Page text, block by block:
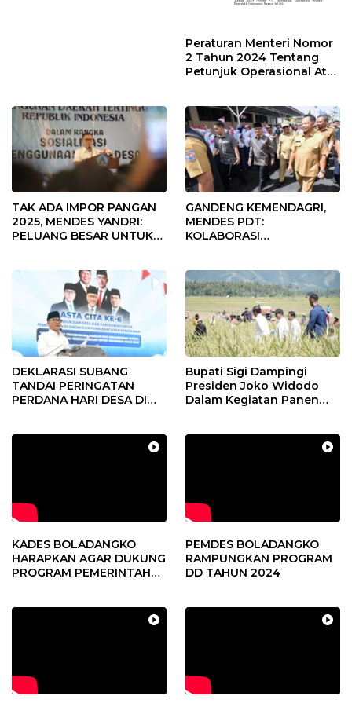
Peraturan Menteri Nomor
2 Tahun 2024 Tentang
Petunjuk Operasional Atas
TAK ADA IMPOR PANGAN
2025, MENDES YANDRI:
PELUANG BESAR UNTUK
GANDENG KEMENDAGRI,
MENDES PDT:
KOLABORASI
DEKLARASI SUBANG
TANDAI PERINGATAN
PERDANA HARI DESA DI
Bupati Sigi Dampingi
Presiden Joko Widodo
Dalam Kegiatan Panen
KADES BOLADANGKO
HARAPKAN AGAR DUKUNG
PROGRAM PEMERINTAH
PEMDES BOLADANGKO
RAMPUNGKAN PROGRAM
DD TAHUN 2024